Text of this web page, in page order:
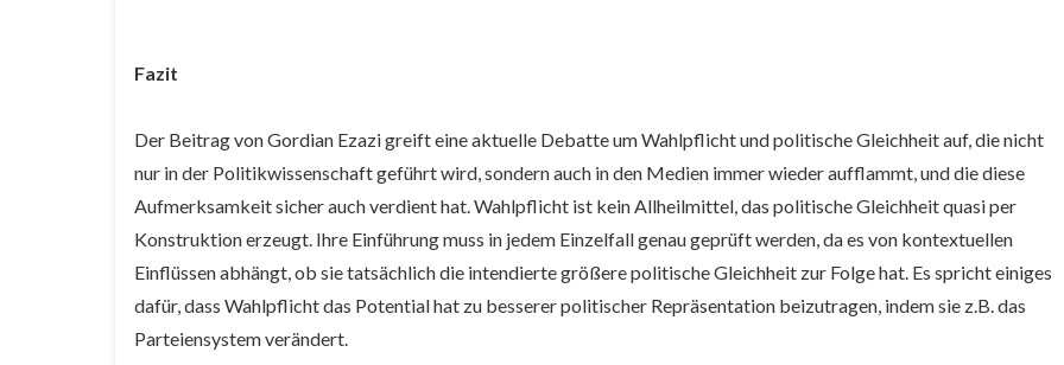
Fazit
Der Beitrag von Gordian Ezazi greift eine aktuelle Debatte um Wahlpflicht und politische Gleichheit auf, die nicht
nur in der Politikwissenschaft geführt wird, sondern auch in den Medien immer wieder aufflammt, und die diese
Aufmerksamkeit sicher auch verdient hat. Wahlpflicht ist kein Allheilmittel, das politische Gleichheit quasi per
Konstruktion erzeugt. Ihre Einführung muss in jedem Einzelfall genau geprüft werden, da es von kontextuellen
Einflüssen abhängt, ob sie tatsächlich die intendierte größere politische Gleichheit zur Folge hat. Es spricht einiges
dafür, dass Wahlpflicht das Potential hat zu besserer politischer Repräsentation beizutragen, indem sie z.B. das
Parteiensystem verändert.